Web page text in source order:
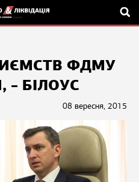
ФДМУ
БІЛОУС
08 вересня, 2015